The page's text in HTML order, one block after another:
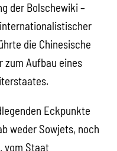
der Bolschewiki –
die Chinesische
zum Aufbau eines
Eckpunkte
weder Sowjets, noch
vom Staat